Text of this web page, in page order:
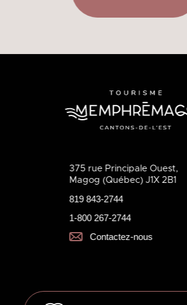
375 rue Principale Ouest,
Magog (Québec) J1X 2B1
819 843-2744
1-800 267-2744
Contactez-nous